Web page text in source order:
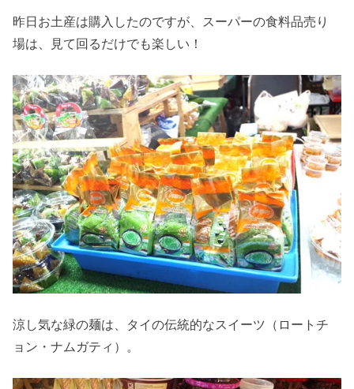
昨日お土産は購入したのですが、スーパーの食料品売り
場は、見て回るだけでも楽しい！
涼し気な緑の麺は、タイの伝統的なスイーツ（ロートチ
ョン・ナムガティ）。